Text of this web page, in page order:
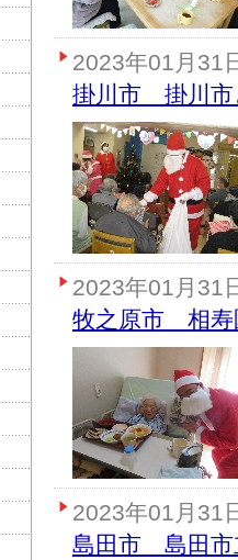
2023年01月31
掛川市 掛川市
2023年01月31
牧之原市 相寿
2023年01月31
島田市 島田市